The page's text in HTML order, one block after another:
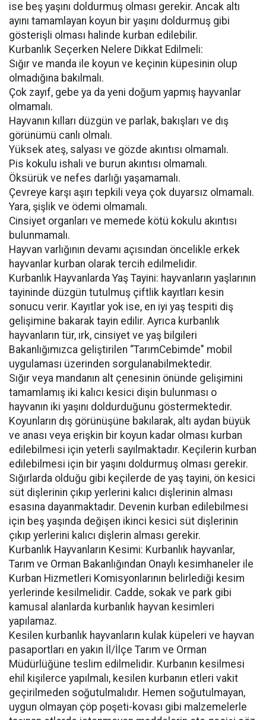
ise beş yaşını doldurmuş olması gerekir. Ancak altı
ayını tamamlayan koyun bir yaşını doldurmuş gibi
gösterişli olması halinde kurban edilebilir.
Kurbanlık Seçerken Nelere Dikkat Edilmeli:
Sığır ve manda ile koyun ve keçinin küpesinin olup
olmadığına bakılmalı.
Çok zayıf, gebe ya da yeni doğum yapmış hayvanlar
olmamalı.
Hayvanın kılları düzgün ve parlak, bakışları ve dış
görünümü canlı olmalı.
Yüksek ateş, salyası ve gözde akıntısı olmamalı.
Pis kokulu ishali ve burun akıntısı olmamalı.
Öksürük ve nefes darlığı yaşamamalı.
Çevreye karşı aşırı tepkili veya çok duyarsız olmamalı.
Yara, şişlik ve ödemi olmamalı.
Cinsiyet organları ve memede kötü kokulu akıntısı
bulunmamalı.
Hayvan varlığının devamı açısından öncelikle erkek
hayvanlar kurban olarak tercih edilmelidir.
Kurbanlık Hayvanlarda Yaş Tayini: hayvanların yaşlarının
tayininde düzgün tutulmuş çiftlik kayıtları kesin
sonucu verir. Kayıtlar yok ise, en iyi yaş tespiti diş
gelişimine bakarak tayin edilir. Ayrıca kurbanlık
hayvanların tür, ırk, cinsiyet ve yaş bilgileri
Bakanlığımızca geliştirilen “TarımCebimde" mobil
uygulaması üzerinden sorgulanabilmektedir.
Sığır veya mandanın alt çenesinin önünde gelişimini
tamamlamış iki kalıcı kesici dişin bulunması o
hayvanın iki yaşını doldurduğunu göstermektedir.
Koyunların dış görünüşüne bakılarak, altı aydan büyük
ve anası veya erişkin bir koyun kadar olması kurban
edilebilmesi için yeterli sayılmaktadır. Keçilerin kurban
edilebilmesi için bir yaşını doldurmuş olması gerekir.
Sığırlarda olduğu gibi keçilerde de yaş tayini, ön kesici
süt dişlerinin çıkıp yerlerini kalıcı dişlerinin alması
esasına dayanmaktadır. Devenin kurban edilebilmesi
için beş yaşında değişen ikinci kesici süt dişlerinin
çıkıp yerlerini kalıcı dişlerin alması gerekir.
Kurbanlık Hayvanların Kesimi: Kurbanlık hayvanlar,
Tarım ve Orman Bakanlığından Onaylı kesimhaneler ile
Kurban Hizmetleri Komisyonlarının belirlediği kesim
yerlerinde kesilmelidir. Cadde, sokak ve park gibi
kamusal alanlarda kurbanlık hayvan kesimleri
yapılamaz.
Kesilen kurbanlık hayvanların kulak küpeleri ve hayvan
pasaportları en yakın İl/İlçe Tarım ve Orman
Müdürlüğüne teslim edilmelidir. Kurbanın kesilmesi
ehil kişilerce yapılmalı, kesilen kurbanın etleri vakit
geçirilmeden soğutulmalıdır. Hemen soğutulmayan,
uygun olmayan çöp poşeti-kovası gibi malzemelerle